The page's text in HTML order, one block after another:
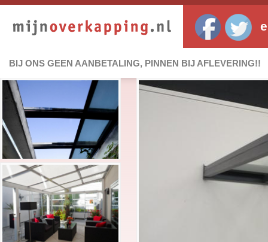
BIJ ONS GEEN AANBETALING, PINNEN BIJ AFLEVERING!!